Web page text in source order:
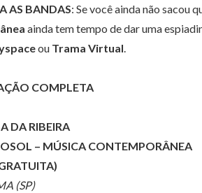
AS BANDAS: Se você ainda não sacou
ainda tem tempo de dar uma
ou Trama Virtual.
COMPLETA
DA RIBEIRA
– MÚSICA CONTEMPORÂNEA
(SP)